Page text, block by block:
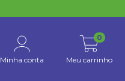
Minha conta Meu carrinho
0